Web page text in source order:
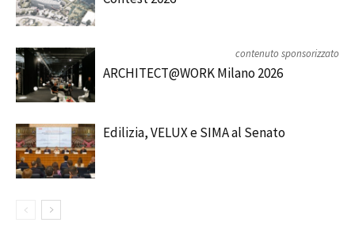
contenuto sponsorizzato
ARCHITECT@WORK Milano 2026
Edilizia, VELUX e SIMA al Senato